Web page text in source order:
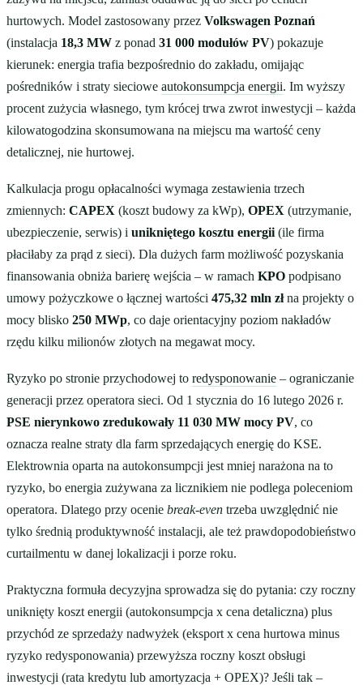
hurtowych. Model zastosowany przez Volkswagen Poznań
(instalacja 18,3 MW z ponad 31 000 modułów PV) pokazuje
kierunek: energia trafia bezpośrednio do zakładu, omijając
pośredników i straty sieciowe autokonsumpcja energii. Im wyższy
procent zużycia własnego, tym krócej trwa zwrot inwestycji – każda
kilowatogodzina skonsumowana na miejscu ma wartość ceny
detalicznej, nie hurtowej.
Kalkulacja progu opłacalności wymaga zestawienia trzech
zmiennych: CAPEX (koszt budowy za kWp), OPEX (utrzymanie,
ubezpieczenie, serwis) i unikniętego kosztu energii (ile firma
płaciłaby za prąd z sieci). Dla dużych farm możliwość pozyskania
finansowania obniża barierę wejścia – w ramach KPO podpisano
umowy pożyczkowe o łącznej wartości 475,32 mln złna projekty o
mocy blisko 250 MWp, co daje orientacyjny poziom nakładów
rzędu kilku milionów złotych na megawat mocy.
Ryzyko po stronie przychodowej to redysponowanie – ograniczanie
generacji przez operatora sieci. Od 1 stycznia do 16 lutego 2026 r.
PSE nierynkowo zredukowały 11 030 MW mocy PV, co
oznacza realne straty dla farm sprzedających energię do KSE.
Elektrownia oparta na autokonsumpcji jest mniej narażona na to
ryzyko, bo energia zużywana za licznikiem nie podlega poleceniom
operatora. Dlatego przy ocenie break-even trzeba uwzględnić nie
tylko średnią produktywność instalacji, ale też prawdopodobieństwo
curtailmentu w danej lokalizacji i porze roku.
Praktyczna formuła decyzyjna sprowadza się do pytania: czy roczny
uniknięty koszt energii (autokonsumpcja x cena detaliczna) plus
przychód ze sprzedaży nadwyżek (eksport x cena hurtowa minus
ryzyko redysponowania) przewyższa roczny koszt obsługi
inwestycji (rata kredytu lub amortyzacja + OPEX)? Jeśli tak –